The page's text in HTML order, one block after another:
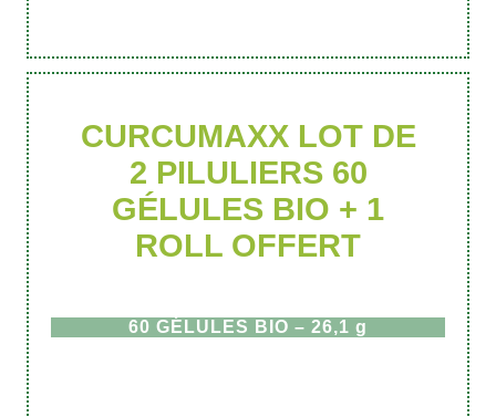
CURCUMAXX LOT DE
2 PILULIERS 60
GÉLULES BIO + 1
ROLL OFFERT
60 GÉLULES BIO – 26,1 g